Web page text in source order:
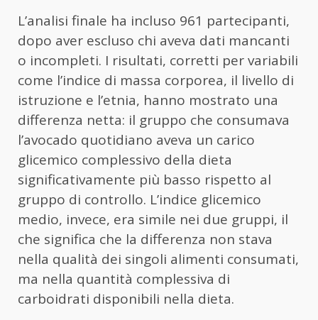
L’analisi finale ha incluso 961 partecipanti,
dopo aver escluso chi aveva dati mancanti
o incompleti. I risultati, corretti per variabili
come l’indice di massa corporea, il livello di
istruzione e l’etnia, hanno mostrato una
differenza netta: il gruppo che consumava
l’avocado quotidiano aveva un carico
glicemico complessivo della dieta
significativamente più basso rispetto al
gruppo di controllo. L’indice glicemico
medio, invece, era simile nei due gruppi, il
che significa che la differenza non stava
nella qualità dei singoli alimenti consumati,
ma nella quantità complessiva di
carboidrati disponibili nella dieta.